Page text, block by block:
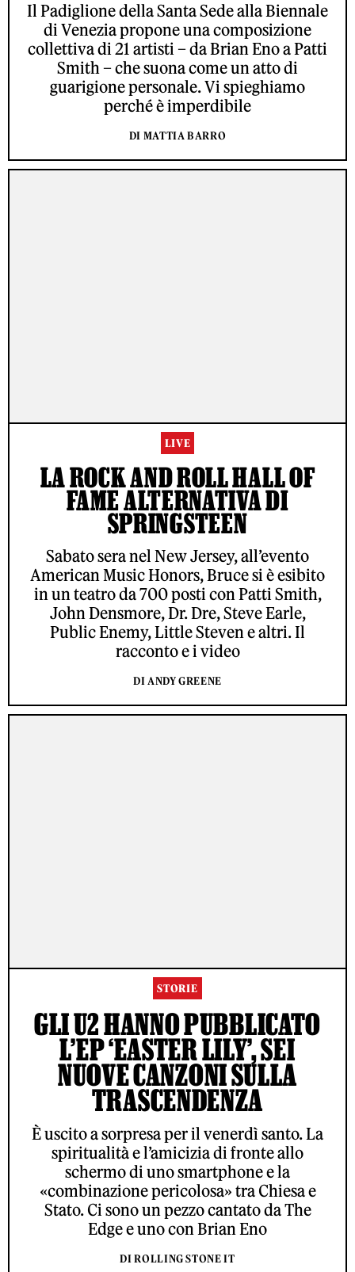
Il Padiglione della Santa Sede alla Biennale
di Venezia propone una composizione
collettiva di 21 artisti – da Brian Eno a Patti
Smith – che suona come un atto di
guarigione personale. Vi spieghiamo
perché è imperdibile
DI MATTIA BARRO
LIVE
LA ROCK AND ROLL HALL OF
FAME ALTERNATIVA DI
SPRINGSTEEN
Sabato sera nel New Jersey, all’evento
American Music Honors, Bruce si è esibito
in un teatro da 700 posti con Patti Smith,
John Densmore, Dr. Dre, Steve Earle,
Public Enemy, Little Steven e altri. Il
racconto e i video
DI ANDY GREENE
STORIE
GLI U2 HANNO PUBBLICATO
L’EP ‘EASTER LILY’, SEI
NUOVE CANZONI SULLA
TRASCENDENZA
È uscito a sorpresa per il venerdì santo. La
spiritualità e l’amicizia di fronte allo
schermo di uno smartphone e la
«combinazione pericolosa» tra Chiesa e
Stato. Ci sono un pezzo cantato da The
Edge e uno con Brian Eno
DI ROLLING STONE IT